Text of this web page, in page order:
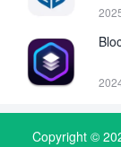
Copyright ©